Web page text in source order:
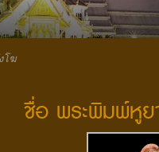
โฆ
ชื่อ พระพิมพ์หู